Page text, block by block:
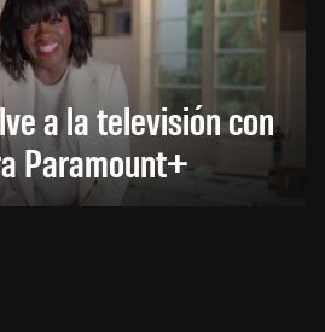
a la televisión con
Paramount+